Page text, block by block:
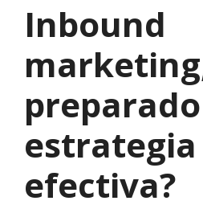
Inbound
efectiva?